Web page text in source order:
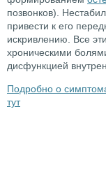
позвонков).
привести к его
искривлению. Все
хроническими
дисфункцией
Подробно о
тут